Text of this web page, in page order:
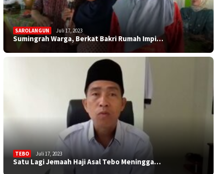
SAROLANGUN Juli 17, 2023
Sumingrah Warga, Berkat Bakri Rumah Impi…
TEBO Juli 17, 2023
Satu Lagi Jemaah Haji Asal Tebo Meningga…